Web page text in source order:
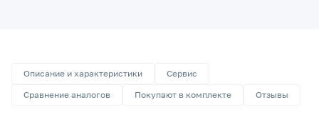
Описание и характеристики
Сервис
Сравнение аналогов
Покупают в комплекте Отзывы